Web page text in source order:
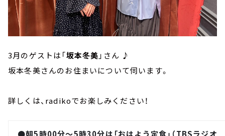
3月のゲストは「坂本冬美 」さん ♪
坂本冬美さんのお住まいについて伺います。
詳しくは、radikoでお楽しみください！
●朝5時00分～5時30分は「おはよう定食」（TBSラジオ